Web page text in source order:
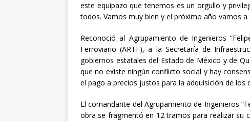
este equipazo que tenemos es un orgullo y
todos. Vamos muy bien y el próximo año vamos
Reconoció al Agrupamiento de Ingenieros
Ferroviario (ARTF), a la Secretaría de
gobiernos estatales del Estado de México y de
que no existe ningún conflicto social y hay
el pago a precios justos para la adquisición de los
El comandante del Agrupamiento de Ingenieros
obra se fragmentó en 12 tramos para realizar su